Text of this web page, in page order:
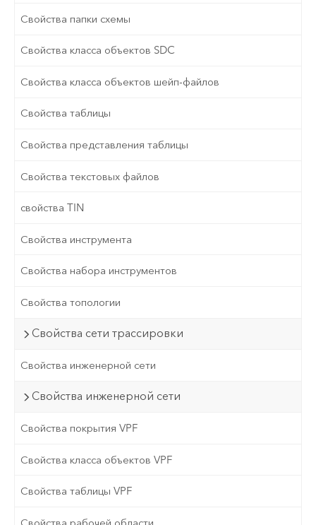
Свойства папки схемы
Свойства класса объектов SDC
Свойства класса объектов шейп-файлов
Свойства таблицы
Свойства представления таблицы
Свойства текстовых файлов
свойства TIN
Свойства инструмента
Свойства набора инструментов
Свойства топологии
Свойства сети трассировки
Свойства инженерной сети
Свойства инженерной сети
Свойства покрытия VPF
Свойства класса объектов VPF
Свойства таблицы VPF